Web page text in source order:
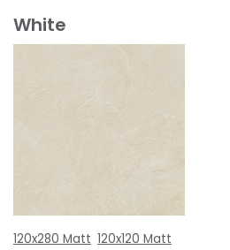
White
120x280 Matt 120x120 Matt